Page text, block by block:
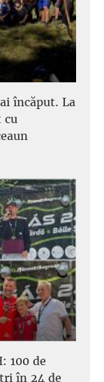
încăput. La
cu
100 de
în 24 de